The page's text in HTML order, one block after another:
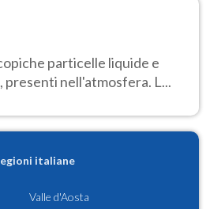
particelle liquide e
presenti nell'atmosfera. L...
italiane
Valle d'Aosta